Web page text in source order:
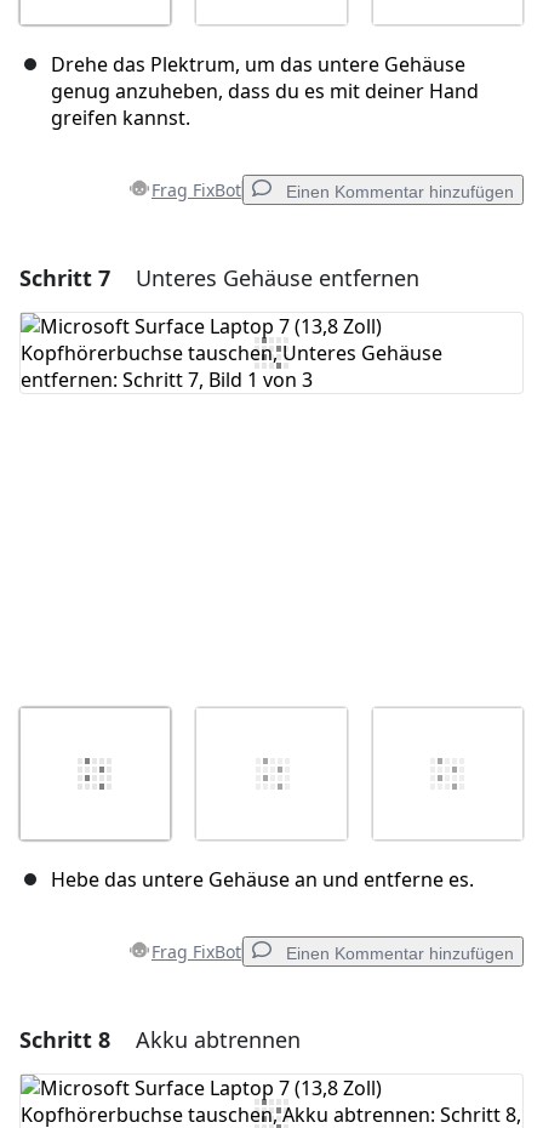
Drehe das Plektrum, um das untere Gehäuse
genug anzuheben, dass du es mit deiner Hand
greifen kannst.
Frag FixBot Einen Kommentar hinzufügen
Einen Kommentar hinzufügen
Kommentar hinzufügen
Schritt 7 Unteres Gehäuse entfernen
Hebe das untere Gehäuse an und entferne es.
Frag FixBot Einen Kommentar hinzufügen
Einen Kommentar hinzufügen
Kommentar hinzufügen
Schritt 8 Akku abtrennen